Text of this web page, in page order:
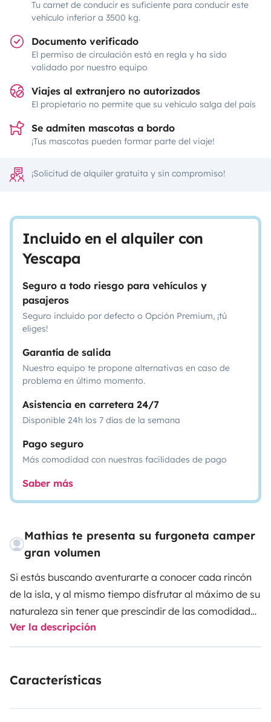
Tu carnet de conducir es suficiente para conducir este
vehículo inferior a 3500 kg.
Documento verificado
El permiso de circulación está en regla y ha sido
validado por nuestro equipo
Viajes al extranjero no autorizados
El propietario no permite que su vehículo salga del país
Se admiten mascotas a bordo
¡Tus mascotas pueden formar parte del viaje!
¡Solicitud de alquiler gratuita y sin compromiso!
Incluido en el alquiler con
Yescapa
Seguro a todo riesgo para vehículos y
pasajeros
Seguro incluido por defecto o Opción Premium, ¡tú
eliges!
Garantía de salida
Nuestro equipo te propone alternativas en caso de
problema en último momento.
Asistencia en carretera 24/7
Disponible 24h los 7 días de la semana
Pago seguro
Más comodidad con nuestras facilidades de pago
Saber más
Mathias te presenta su furgoneta camper
gran volumen
Si estás buscando aventurarte a conocer cada rincón
de la isla, y al mismo tiempo disfrutar al máximo de su
naturaleza sin tener que prescindir de las comodidades
del hogar, déjame decirte que estás en el lugar
adecuado.
Ver la descripción
Características